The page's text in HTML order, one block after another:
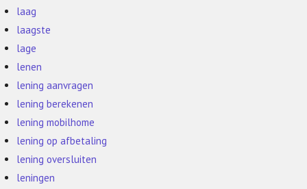
laag
laagste
lage
lenen
lening aanvragen
lening berekenen
lening mobilhome
lening op afbetaling
lening oversluiten
leningen